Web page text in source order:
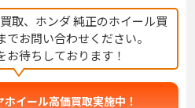
取、ホンダ 純正のホイール買
でお問い合わせください。
お待ちしております！
ホイール高価買取実施中！